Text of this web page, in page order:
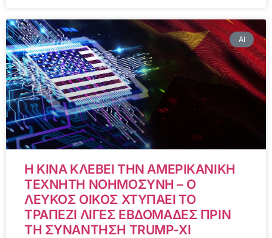
AI
Η ΚΙΝΑ ΚΛΕΒΕΙ ΤΗΝ ΑΜΕΡΙΚΑΝΙΚΗ
ΤΕΧΝΗΤΗ ΝΟΗΜΟΣΥΝΗ – Ο
ΛΕΥΚΟΣ ΟΙΚΟΣ ΧΤΥΠΑΕΙ ΤΟ
ΤΡΑΠΕΖΙ ΛΙΓΕΣ ΕΒΔΟΜΑΔΕΣ ΠΡΙΝ
ΤΗ ΣΥΝΑΝΤΗΣΗ TRUMP-XI